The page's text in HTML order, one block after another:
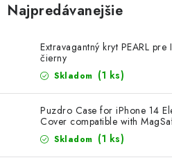
NABÍJAČKY
DRŽIAKY NA MOBIL
BATÉRIE DO MOBILOV
ŠPORT A HOBBY
Najpredávanejšie
Extravagantný kryt PEARL pre
čierny
Skladom (1 ks)
Puzdro Case for iPhone 14
Cover compatible with
Skladom (1 ks)